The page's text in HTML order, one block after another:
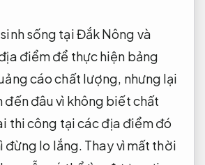
sống tại Đắk Nông và
điểm để thực hiện bảng
cáo chất lượng, nhưng lại
đến đâu vì không biết chất
thi công tại các địa điểm đó
đừng lo lắng. Thay vì mất thời